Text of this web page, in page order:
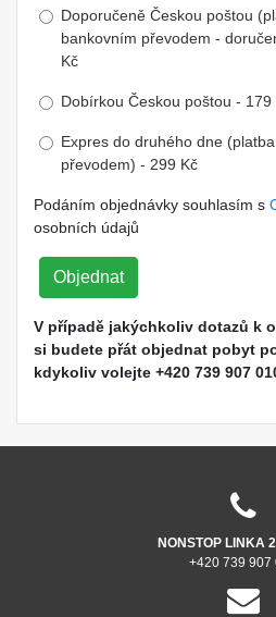
Doporučeně Českou poštou
bankovním převodem -
Kč
Dobírkou Českou poštou - 179
Expres do druhého dne
převodem) - 299 Kč
Podáním objednávky souhlasím s
osobních údajů
Objednat
V případě jakýchkoliv dotazů k
si budete přát objednat pobyt
kdykoliv volejte +420 739 907
NONSTOP LINKA
+420 739 907